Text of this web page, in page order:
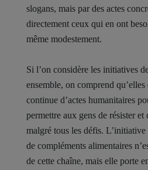
slogans, mais par des actes
directement ceux qui en ont
même modestement.
Si l’on considère les initiatives
ensemble, on comprend
continue d’actes humanitaires
permettre aux gens de résister et
malgré tous les défis.
de compléments alimentaires
de cette chaîne, mais elle porte